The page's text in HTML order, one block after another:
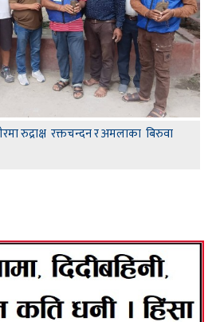
रुद्राक्ष रक्तचन्दन र अमलाका बिरुवा